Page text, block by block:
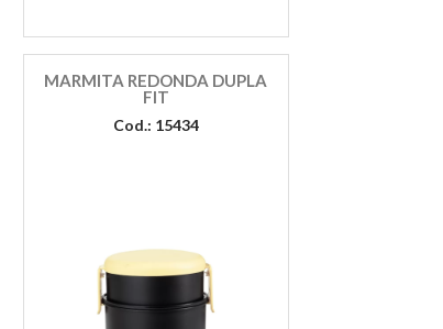
MARMITA REDONDA DUPLA
FIT
Cod.: 15434